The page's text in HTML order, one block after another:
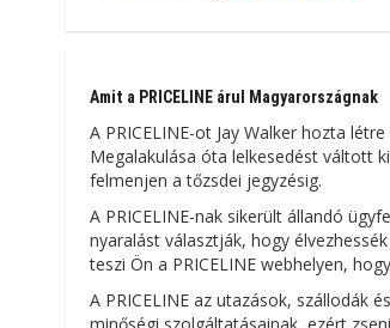
Amit a PRICELINE árul Magyarországnak
A PRICELINE-ot Jay Walker hozta
Megalakulása óta lelkesedést váltott
felmenjen a tőzsdei jegyzésig.
A PRICELINE-nak sikerült állandó
nyaralást választják, hogy
teszi Ön a PRICELINE webhelyen,
A PRICELINE az utazások, szállodák
minőségi szolgáltatásainak, ezért